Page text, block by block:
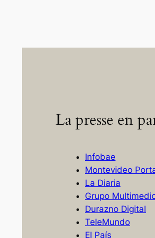
La presse en
Infobae
Montevideo
La Diaria
Grupo
Durazno Digital
TeleMundo
El País